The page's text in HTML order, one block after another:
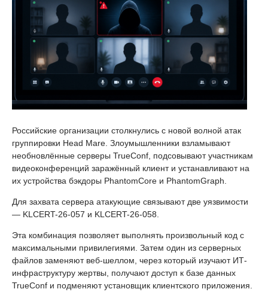
Российские организации столкнулись с новой волной атак
группировки Head Mare. Злоумышленники взламывают
необновлённые серверы TrueConf, подсовывают участникам
видеоконференций заражённый клиент и устанавливают на
их устройства бэкдоры PhantomCore и PhantomGraph.
Для захвата сервера атакующие связывают две уязвимости
— KLCERT-26-057 и KLCERT-26-058.
Эта комбинация позволяет выполнять произвольный код с
максимальными привилегиями. Затем один из серверных
файлов заменяют веб-шеллом, через который изучают ИТ-
инфраструктуру жертвы, получают доступ к базе данных
TrueConf и подменяют установщик клиентского приложения.